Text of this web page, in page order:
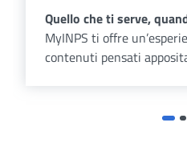
Quello che ti serve,
MyINPS ti offre
contenuti pensati